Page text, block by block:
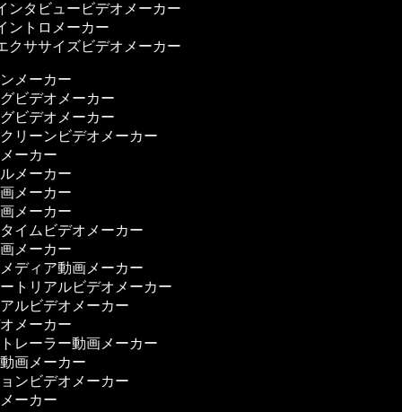
ンタビュービデオメーカー
ントロメーカー
クササイズビデオメーカー
メーカー
ビデオメーカー
ビデオメーカー
クリーンビデオメーカー
ーカー
メーカー
メーカー
メーカー
タイムビデオメーカー
メーカー
メディア動画メーカー
ートリアルビデオメーカー
アルビデオメーカー
メーカー
トレーラー動画メーカー
画メーカー
ョンビデオメーカー
ーカー